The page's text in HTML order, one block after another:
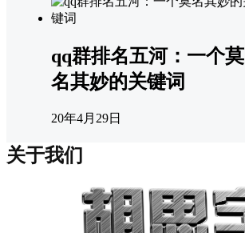
qq群排名五河：一个莫
名其妙的关键词
20年4月29日
关于我们